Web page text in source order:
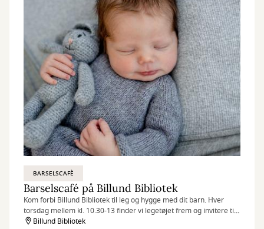
BARSELSCAFÈ
Barselscafé på Billund Bibliotek
Kom forbi Billund Bibliotek til leg og hygge med dit barn. Hver
torsdag mellem kl. 10.30-13 finder vi legetøjet frem og invitere til
Barselscafé.
Billund Bibliotek